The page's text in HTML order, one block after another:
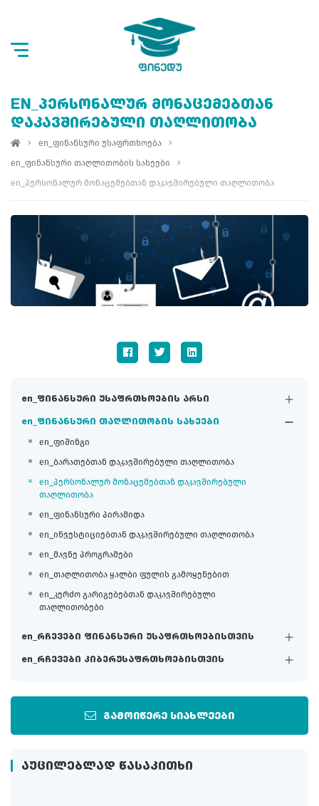
en_ფინანსური უსაფრთხოების არსი
en_ფინანსური თაღლითობის სახეები
en_ფიშინგი
en_ბარათებთან დაკავშირებული თაღლითობა
en_პერსონალურ მონაცემებთან დაკავშირებული
თაღლითობა
en_ფინანსური პირამიდა
en_ინვესტიციებთან დაკავშირებული თაღლითობა
en_მავნე პროგრამები
en_თაღლითობა ყალბი ფულის გამოყენებით
en_კერძო გარიგებებთან დაკავშირებული
თაღლითობები
en_რჩევები ფინანსური უსაფრთხოებისთვის
en_რჩევები კიბერუსაფრთხოებისთვის
გამოიწერე სიახლეები
ᲐᲣᲪᲘᲚᲔᲑᲚᲐᲓ ᲬᲐᲡᲐᲙᲘᲗᲮᲘ
EN_ᲞᲔᲠᲡᲝᲜᲐᲚᲣᲠ ᲛᲝᲜᲐᲪᲔᲛᲔᲑᲗᲐᲜ
ᲓᲐᲙᲐᲕᲨᲘᲠᲔᲑᲣᲚᲘ ᲗᲐᲦᲚᲘᲗᲝᲑᲐ
en_ფინანსური უსაფრთხოება
en_ფინანსური თაღლითობის სახეები
en_პერსონალურ მონაცემებთან დაკავშირებული თაღლითობა